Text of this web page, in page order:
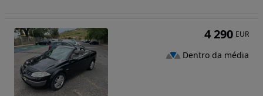
4 290 EUR
Dentro da média